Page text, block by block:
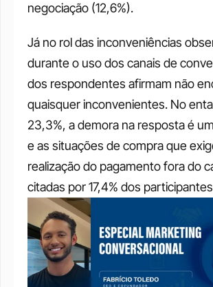
negociação (12,6%).
Já no rol das inconveniências
durante o uso dos canais de
dos respondentes afirmam não
quaisquer inconvenientes. No
23,3%, a demora na resposta é
e as situações de compra que
realização do pagamento fora do
citadas por 17,4% dos